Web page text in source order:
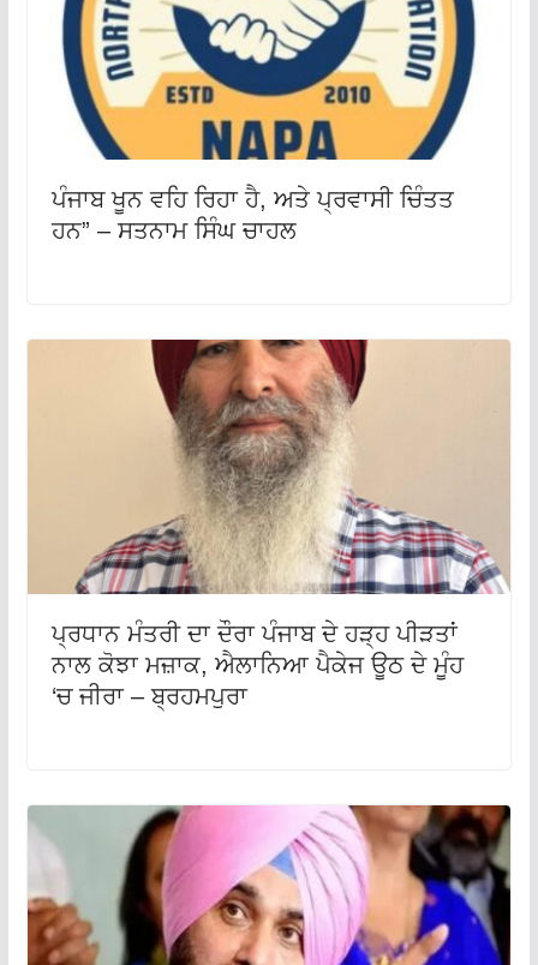
ਪੰਜਾਬ ਖੂਨ ਵਹਿ ਰਿਹਾ ਹੈ, ਅਤੇ ਪ੍ਰਵਾਸੀ ਚਿੰਤਤ
ਹਨ” – ਸਤਨਾਮ ਸਿੰਘ ਚਾਹਲ
ਪ੍ਰਧਾਨ ਮੰਤਰੀ ਦਾ ਦੌਰਾ ਪੰਜਾਬ ਦੇ ਹੜ੍ਹ ਪੀੜਤਾਂ
ਨਾਲ ਕੋਝਾ ਮਜ਼ਾਕ, ਐਲਾਨਿਆ ਪੈਕੇਜ ਊਠ ਦੇ ਮੂੰਹ
‘ਚ ਜੀਰਾ – ਬ੍ਰਹਮਪੁਰਾ